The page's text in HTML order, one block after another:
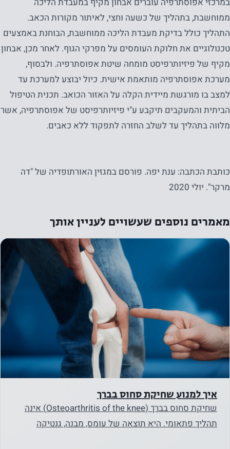
ממוחשבת, בתהליך של כשעה וחצי, לאיתור מקורות הכאב.
התהליך כולל בדיקת מעבדת הליכה ממוחשבת, הבוחנת באמצעים
טכנולוגיים את חלוקת העומסים על מפרקי הגוף. לאחר מכן, אבחון
מקיף של פיזיותרפיסט מומחה שיטת אפוסתרפיה. ולבסוף,
מערכת אפוסתרפיה מותאמת אישית. כיול יבוצע למערכת עד
למצב בו מורגשת מיידית הקלה על האזור הכואב. תכנית הטיפול
הביתית והמעקבים תיקבע ע"י פיזיותרפיסט של אפוסתרפיה, אשר
מלווה בתהליך עד לשלב החזרה לתפקוד ללא כאבים.
כותבת הכתבה: ענת יפה. פורסם במגזין האורתופדיה של "דה
מרקר". יולי 2020
מאמרים נוספים שעשויים לעניין אותך
איך למנוע שחיקת סחוס בברך
שחיקת סחוס בברך (Osteoarthritis of the knee) אינה
תהליך פתאומי. היא תוצאה של עומס, מבנה, גנטיקה
שלנו יתפקד
בצורה
הטובה
ביותר
במהלך
ביקורך. אם
תסרב
לעוגיות אלו,
מהאתר.
שיווק
שיתוף
בתחומי
העניין
וההתנהגות
שלך
כשאתה
מבקר
באתר
שלנו, אתה
מגדיל את
לראות
תוכן
והצעות